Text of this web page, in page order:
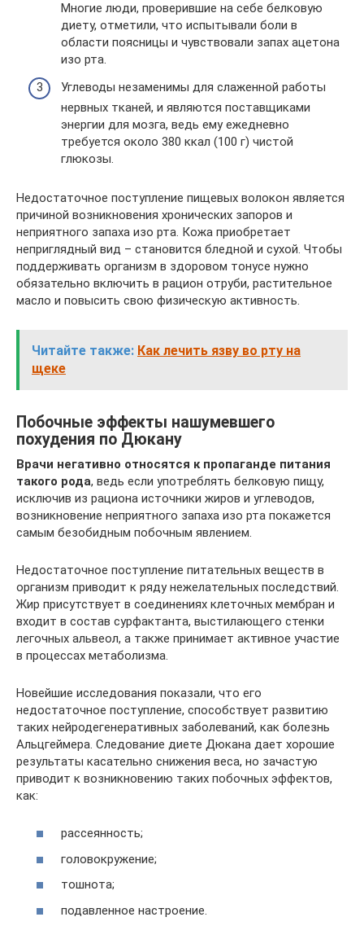
Многие люди, проверившие на себе белковую
диету, отметили, что испытывали боли в
области поясницы и чувствовали запах ацетона
изо рта.
Углеводы незаменимы для слаженной работы
нервных тканей, и являются поставщиками
энергии для мозга, ведь ему ежедневно
требуется около 380 ккал (100 г) чистой
глюкозы.
Недостаточное поступление пищевых волокон является
причиной возникновения хронических запоров и
неприятного запаха изо рта. Кожа приобретает
неприглядный вид – становится бледной и сухой. Чтобы
поддерживать организм в здоровом тонусе нужно
обязательно включить в рацион отруби, растительное
масло и повысить свою физическую активность.
Читайте также: Как лечить язву во рту на
щеке
Побочные эффекты нашумевшего
похудения по Дюкану
Врачи негативно относятся к пропаганде питания
такого рода, ведь если употреблять белковую пищу,
исключив из рациона источники жиров и углеводов,
возникновение неприятного запаха изо рта покажется
самым безобидным побочным явлением.
Недостаточное поступление питательных веществ в
организм приводит к ряду нежелательных последствий.
Жир присутствует в соединениях клеточных мембран и
входит в состав сурфактанта, выстилающего стенки
легочных альвеол, а также принимает активное участие
в процессах метаболизма.
Новейшие исследования показали, что его
недостаточное поступление, способствует развитию
таких нейродегенеративных заболеваний, как болезнь
Альцгеймера. Следование диете Дюкана дает хорошие
результаты касательно снижения веса, но зачастую
приводит к возникновению таких побочных эффектов,
как:
рассеянность;
головокружение;
тошнота;
подавленное настроение.